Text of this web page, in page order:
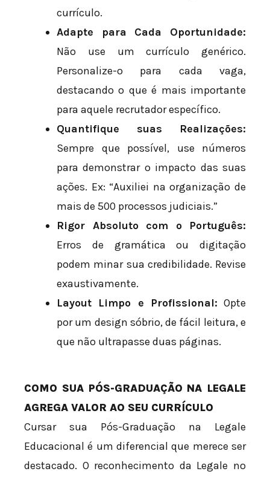
currículo.
Adapte para Cada Oportunidade:
Não use um currículo genérico.
Personalize-o para cada vaga,
destacando o que é mais importante
para aquele recrutador específico.
Quantifique suas Realizações:
Sempre que possível, use números
para demonstrar o impacto das suas
ações. Ex: “Auxiliei na organização de
mais de 500 processos judiciais.”
Rigor Absoluto com o Português:
Erros de gramática ou digitação
podem minar sua credibilidade. Revise
exaustivamente.
Layout Limpo e Profissional: Opte
por um design sóbrio, de fácil leitura, e
que não ultrapasse duas páginas.
COMO SUA PÓS-GRADUAÇÃO NA LEGALE
AGREGA VALOR AO SEU CURRÍCULO
Cursar sua Pós-Graduação na Legale
Educacional é um diferencial que merece ser
destacado. O reconhecimento da Legale no